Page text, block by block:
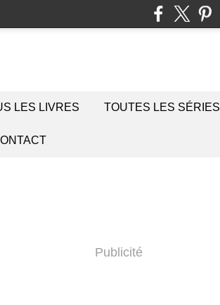
LES LIVRES TOUTES LES SÉRIES
Publicité